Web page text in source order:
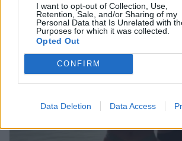
I want to opt-out of Collection, Use,
Retention, Sale, and/or Sharing of my
Personal Data that Is Unrelated with
Purposes for which it was collected.
Opted Out
CONFIRM
Data Deletion Data Access